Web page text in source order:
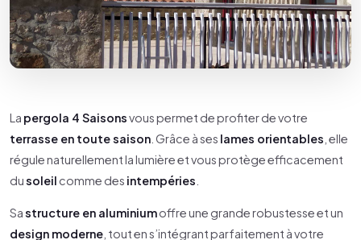
La pergola 4 Saisonsvous permet de profiter de votre
terrasse en toute saison . Grâce à ses lames orientables , elle
régule naturellement la lumière et vous protège efficacement
dusoleil comme des intempéries
Sastructure en aluminiumoffre une grande robustesse et un
design moderne , tout en s’intégrant parfaitement à votre